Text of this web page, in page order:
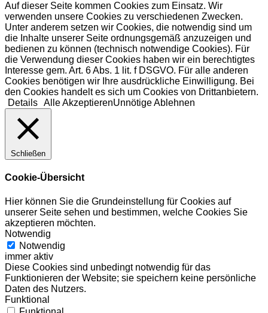
Auf dieser Seite kommen Cookies zum Einsatz. Wir
verwenden unsere Cookies zu verschiedenen Zwecken.
Unter anderem setzen wir Cookies, die notwendig sind um
die Inhalte unserer Seite ordnungsgemäß anzuzeigen und
bedienen zu können (technisch notwendige Cookies). Für
die Verwendung dieser Cookies haben wir ein berechtigtes
Interesse gem. Art. 6 Abs. 1 lit. f DSGVO. Für alle anderen
Cookies benötigen wir Ihre ausdrückliche Einwilligung. Bei
den Cookies handelt es sich um Cookies von Drittanbietern.
Details Alle AkzeptierenUnnötige Ablehnen
Schließen
Cookie-Übersicht
Hier können Sie die Grundeinstellung für Cookies auf
unserer Seite sehen und bestimmen, welche Cookies Sie
akzeptieren möchten.
Notwendig
Notwendig
immer aktiv
Diese Cookies sind unbedingt notwendig für das
Funktionieren der Website; sie speichern keine persönliche
Daten des Nutzers.
Funktional